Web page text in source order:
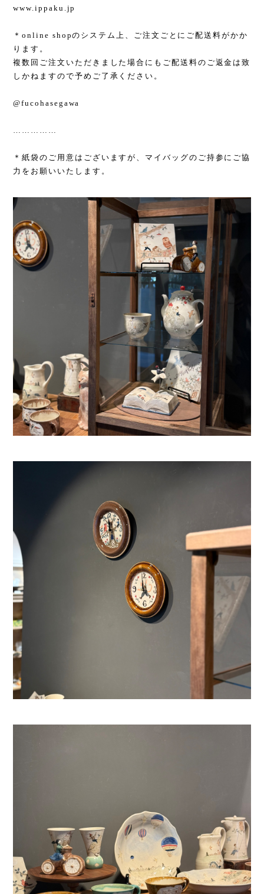
www.ippaku.jp
＊online shopのシステム上、ご注文ごとにご配送料がかか
ります。
複数回ご注文いただきました場合にもご配送料のご返金は致
しかねますので予めご了承ください。
@fucohasegawa
……………
＊紙袋のご用意はございますが、マイバッグのご持参にご協
力をお願いいたします。